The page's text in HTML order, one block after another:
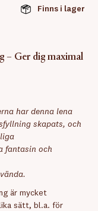
Finns i lager
– Ger dig maximal
har denna lena
skapats, och
fantasin och
är mycket
sätt, bl.a. för